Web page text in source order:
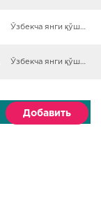
Ўзбекча янги қўшиқлар
Ўзбекча янги қўшиқлар
Добавить